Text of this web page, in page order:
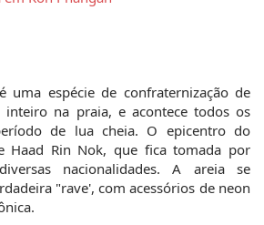
uma espécie de confraternização de
na praia, e acontece todos os
de lua cheia. O epicentro do
Haad Rin Nok, que fica tomada por
nacionalidades. A areia se
"rave', com acessórios de neon